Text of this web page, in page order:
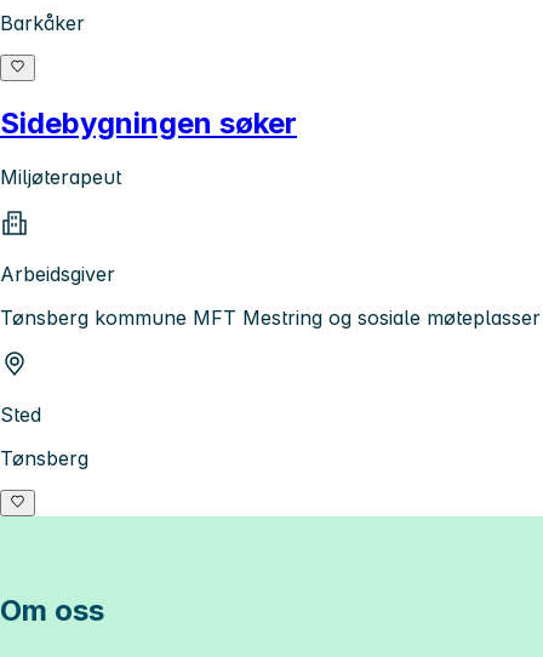
Barkåker
Sidebygningen søker
Miljøterapeut
Arbeidsgiver
Tønsberg kommune MFT Mestring og sosiale møteplasser
Sted
Tønsberg
Om oss